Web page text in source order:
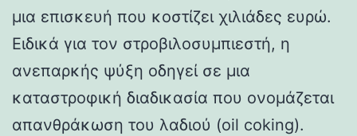
μια επισκευή που κοστίζει χιλιάδες ευρώ.
Ειδικά για τον στροβιλοσυμπιεστή, η
ανεπαρκής ψύξη οδηγεί σε μια
καταστροφική διαδικασία που ονομάζεται
απανθράκωση του λαδιού (oil coking).